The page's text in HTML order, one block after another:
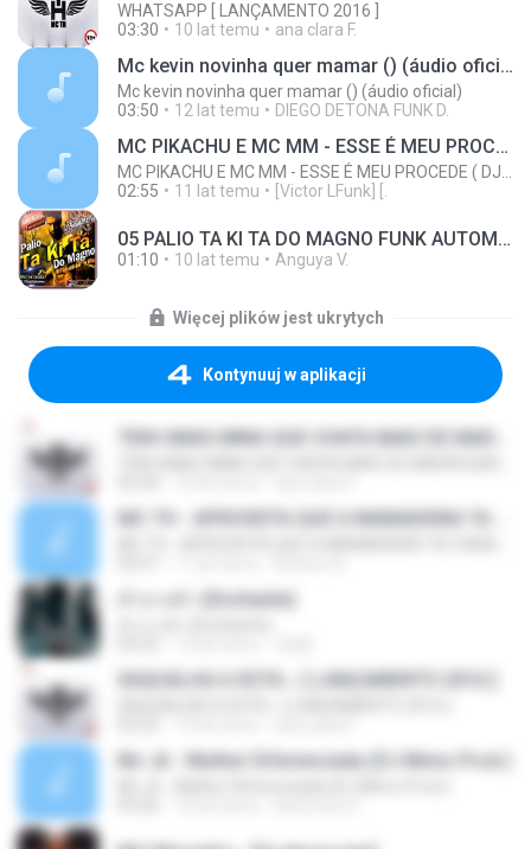
WHATSAPP [ LANÇAMENTO 2016 ]
03:30
10 lat temu ana clara F.
Mc kevin novinha quer mamar () (áudio oficial)
Mc kevin novinha quer mamar () (áudio oficial)
03:50
12 lat temu DIEGO DETONA FUNK D.
MC PIKACHU E MC MM - ESSE É MEU PROCEDE ( DJ CARLINHOS DA S.R )
02:55
11 lat temu [Victor LFunk] [.
05 PALIO TA KI TA DO MAGNO FUNK AUTOMOTIVO VOLUME 01.mp3
01:10 10 lat temu Anguya V.
Więcej plików jest ukrytych
Kontynuuj w aplikacji
คำบางคำ (Enchante)
XAQUALHA A XOTA ♪ [ LANÇAMENTO 2016 ]
Mc Jk - Mulher Diferenciada (DJ Mimo Prod.)